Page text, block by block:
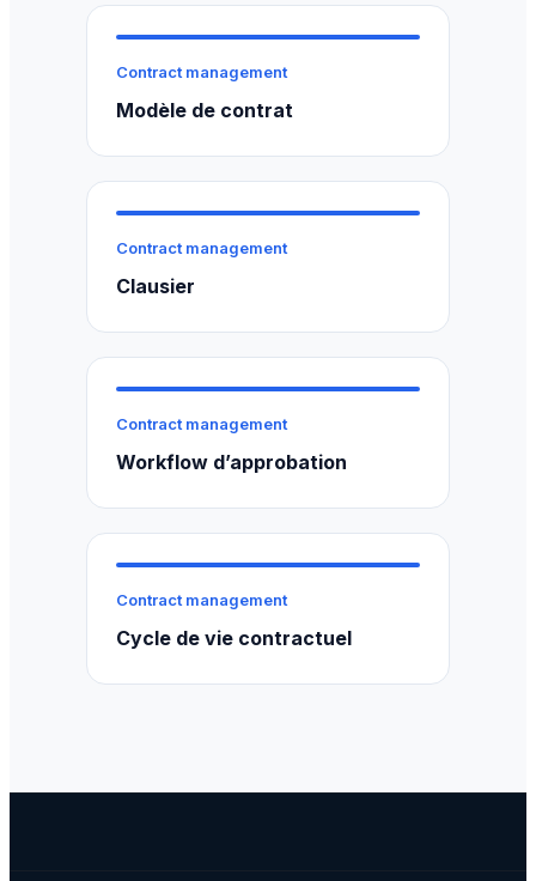
Contract management
Modèle de contrat
Contract management
Clausier
Contract management
Workflow d’approbation
Contract management
Cycle de vie contractuel